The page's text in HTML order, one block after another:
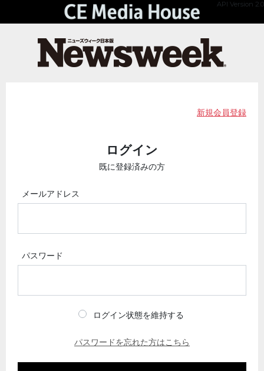
API Version 2.0
新規会員登録
ログイン
既に登録済みの方
メールアドレス
パスワード
ログイン状態を維持する
パスワードを忘れた方はこちら